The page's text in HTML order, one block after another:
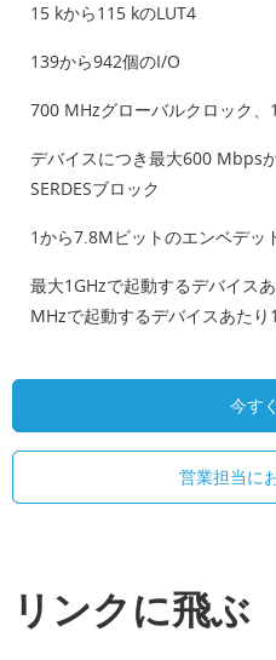
15 kから115 kのLUT4
139から942個のI/O
700 MHzグローバルクロック、
デバイスにつき最大600 Mbps
SERDESブロック
1から7.8Mビットのエンベデッ
最大1GHzで起動するデバイス
MHzで起動するデバイスあたり
今す
営業担当に
リンクに飛ぶ